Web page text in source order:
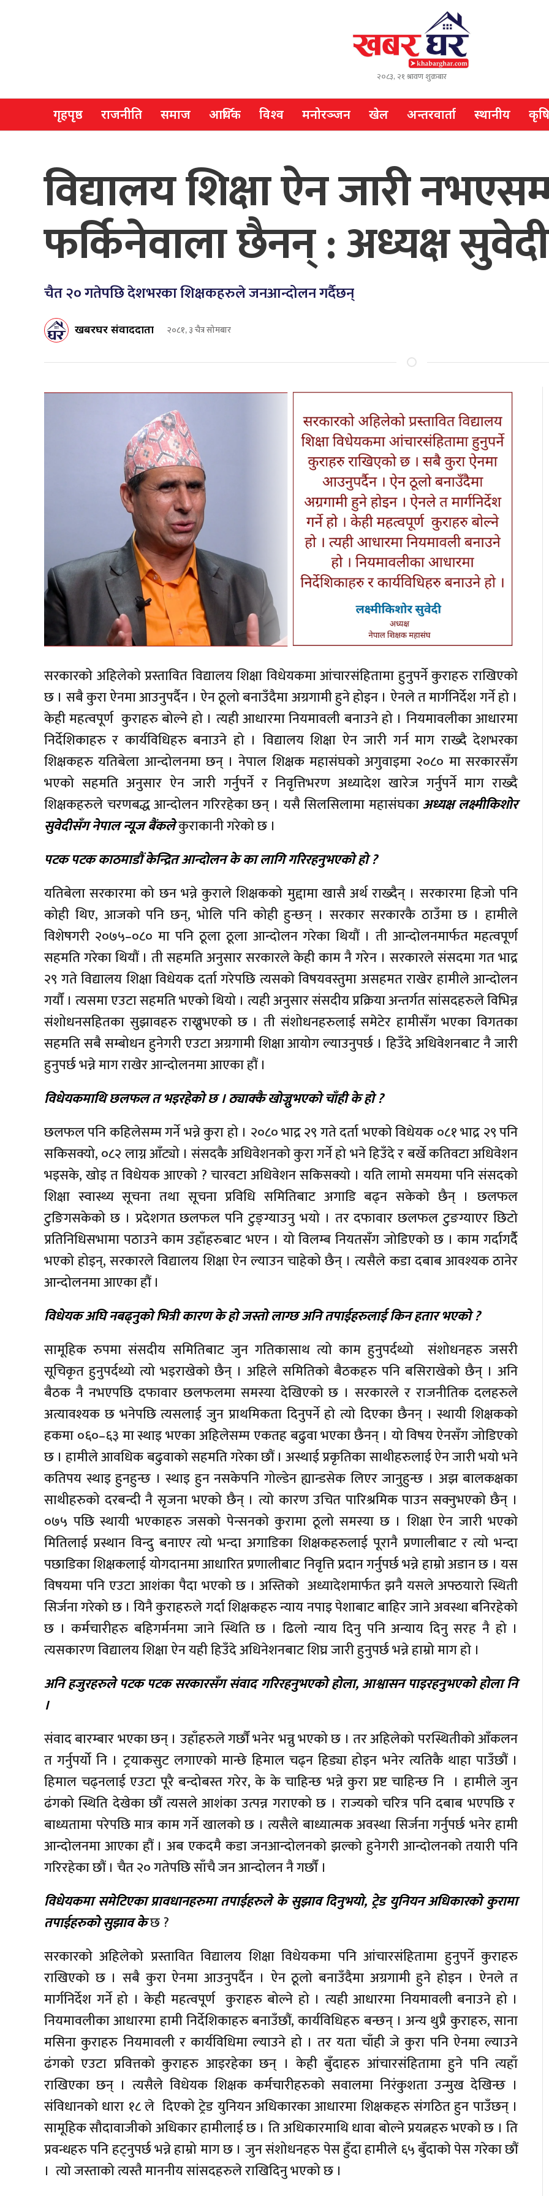
२०८३, २१ श्रावण शुक्रबार
गृहपृष्ठ राजनीति समाज आर्थिक विश्व मनोरञ्जन खेल अन्तरवार्ता स्थानीय कृषि
विद्यालय शिक्षा ऐन जारी
फर्किनेवाला छैनन् : अध्यक्ष सुवेदी
चैत २० गतेपछि देशभरका शिक्षकहरुले जनआन्दोलन गर्दैछन्
खबरघर संवाददाता २०८१, ३ चैत्र सोमबार
सरकारको अहिलेको प्रस्तावित विद्यालय शिक्षा विधेयकमा आंचारसंहितामा हुनुपर्ने कुराहरु राखिएको
छ । सबै कुरा ऐनमा आउनुपर्दैन । ऐन ठूलो बनाउँदैमा अग्रगामी हुने होइन । ऐनले त मार्गनिर्देश गर्ने हो ।
केही महत्वपूर्ण कुराहरु बोल्ने हो । त्यही आधारमा नियमावली बनाउने हो । नियमावलीका आधारमा
निर्देशिकाहरु र कार्यविधिहरु बनाउने हो । विद्यालय शिक्षा ऐन जारी गर्न माग राख्दै देशभरका
शिक्षकहरु यतिबेला आन्दोलनमा छन् । नेपाल शिक्षक महासंघको अगुवाइमा २०८० मा सरकारसँग
भएको सहमति अनुसार ऐन जारी गर्नुपर्ने र निवृत्तिभरण अध्यादेश खारेज गर्नुपर्ने माग राख्दै
शिक्षकहरुले चरणबद्ध आन्दोलन गरिरहेका छन् । यसै सिलसिलामा महासंघकाअध्यक्ष लक्ष्मीकिशोर
सुवेदीसँग नेपाल न्यूज बैंकलेकुराकानी गरेको छ ।
पटक पटक काठमाडौं केन्द्रित आन्दोलन के का लागि गरिरहनुभएको हो ?
यतिबेला सरकारमा को छन भन्ने कुराले शिक्षकको मुद्दामा खासै अर्थ राख्दैन् । सरकारमा हिजो पनि
कोही थिए, आजको पनि छन्, भोलि पनि कोही हुन्छन् । सरकार सरकारकै ठाउँमा छ । हामीले
विशेषगरी २०७५–०८० मा पनि ठूला ठूला आन्दोलन गरेका थियौं । ती आन्दोलनमार्फत महत्वपूर्ण
सहमति गरेका थियौं । ती सहमति अनुसार सरकारले केही काम नै गरेन । सरकारले संसदमा गत भाद्र
२९ गते विद्यालय शिक्षा विधेयक दर्ता गरेपछि त्यसको विषयवस्तुमा असहमत राखेर हामीले आन्दोलन
गर्यौं । त्यसमा एउटा सहमति भएको थियो । त्यही अनुसार संसदीय प्रक्रिया अन्तर्गत सांसदहरुले विभिन्न
संशोधनसहितका सुझावहरु राख्नुभएको छ । ती संशोधनहरुलाई समेटेर हामीसँग भएका विगतका
सहमति सबै सम्बोधन हुनेगरी एउटा अग्रगामी शिक्षा आयोग ल्याउनुपर्छ । हिउँदे अधिवेशनबाट नै जारी
हुनुपर्छ भन्ने माग राखेर आन्दोलनमा आएका हौं ।
विधेयकमाथि छलफल त भइरहेको छ । ठ्याक्कै खोज्नुभएको चाँही के हो ?
छलफल पनि कहिलेसम्म गर्ने भन्ने कुरा हो । २०८० भाद्र २९ गते दर्ता भएको विधेयक ०८१ भाद्र २९ पनि
सकिसक्यो, ०८२ लाग्न आँट्यो । संसदकै अधिवेशनको कुरा गर्ने हो भने हिउँदे र बर्खे कतिवटा अधिवेशन
भइसके, खोइ त विधेयक आएको ? चारवटा अधिवेशन सकिसक्यो । यति लामो समयमा पनि संसदको
शिक्षा स्वास्थ्य सूचना तथा सूचना प्रविधि समितिबाट अगाडि बढ्न सकेको छैन् । छलफल
टुङिगसकेको छ । प्रदेशगत छलफल पनि टुङ्ग्याउनु भयो । तर दफावार छलफल टुङग्याएर छिटो
प्रतिनिधिसभामा पठाउने काम उहाँहरुबाट भएन । यो विलम्ब नियतसँग जोडिएको छ । काम गर्दागर्दैै
भएको होइन्, सरकारले विद्यालय शिक्षा ऐन ल्याउन चाहेको छैन् । त्यसैले कडा दबाब आवश्यक ठानेर
आन्दोलनमा आएका हौं ।
विधेयक अघि नबढ्नुको भित्री कारण के हो जस्तो लाग्छ अनि तपाईहरुलाई किन हतार भएको ?
सामूहिक रुपमा संसदीय समितिबाट जुन गतिकासाथ त्यो काम हुनुपर्दथ्यो संशोधनहरु जसरी
सूचिकृत हुनुपर्दथ्यो त्यो भइराखेको छैन् । अहिले समितिको बैठकहरु पनि बसिराखेको छैन् । अनि
बैठक नै नभएपछि दफावार छलफलमा समस्या देखिएको छ । सरकारले र राजनीतिक दलहरुले
अत्यावश्यक छ भनेपछि त्यसलाई जुन प्राथमिकता दिनुपर्ने हो त्यो दिएका छैनन् । स्थायी शिक्षकको
हकमा ०६०–६३ मा स्थाइ भएका अहिलेसम्म एकतह बढुवा भएका छैनन् । यो विषय ऐनसँग जोडिएको
छ । हामीले आवधिक बढुवाको सहमति गरेका छौं । अस्थाई प्रकृतिका साथीहरुलाई ऐन जारी भयो भने
कतिपय स्थाइ हुनहुन्छ । स्थाइ हुन नसकेपनि गोल्डेन ह्यान्डसेक लिएर जानुहुन्छ । अझ बालकक्षका
साथीहरुको दरबन्दी नै सृजना भएको छैन् । त्यो कारण उचित पारिश्रमिक पाउन सक्नुभएको छैन् ।
०७५ पछि स्थायी भएकाहरु जसको पेन्सनको कुरामा ठूलो समस्या छ । शिक्षा ऐन जारी भएको
मितिलाई प्रस्थान विन्दु बनाएर त्यो भन्दा अगाडिका शिक्षकहरुलाई पूरानै प्रणालीबाट र त्यो भन्दा
पछाडिका शिक्षकलाई योगदानमा आधारित प्रणालीबाट निवृत्ति प्रदान गर्नुपर्छ भन्ने हाम्रो अडान छ । यस
विषयमा पनि एउटा आशंका पैदा भएको छ । अस्तिको अध्यादेशमार्फत झनै यसले अफ्ठयारो स्थिती
सिर्जना गरेको छ । यिनै कुराहरुले गर्दा शिक्षकहरु न्याय नपाइ पेशाबाट बाहिर जाने अवस्था बनिरहेको
छ । कर्मचारीहरु बहिगर्मनमा जाने स्थिति छ । ढिलो न्याय दिनु पनि अन्याय दिनु सरह नै हो ।
त्यसकारण विद्यालय शिक्षा ऐन यही हिउँदे अधिनेशनबाट शिघ्र जारी हुनुपर्छ भन्ने हाम्रो माग हो ।
अनि हजुरहरुले पटक पटक सरकारसँग संवाद गरिरहनुभएको होला, आश्वासन पाइरहनुभएको होला नि
।
संवाद बारम्बार भएका छन् । उहाँहरुले गर्छौं भनेर भन्नु भएको छ । तर अहिलेको परस्थितीको आँकलन
त गर्नुपर्यो नि । ट्रयाकसुट लगाएको मान्छे हिमाल चढ्न हिड्या होइन भनेर त्यतिकै थाहा पाउँछौं ।
हिमाल चढ्नलाई एउटा पूरै बन्दोबस्त गरेर, के के चाहिन्छ भन्ने कुरा प्रष्ट चाहिन्छ नि । हामीले जुन
ढंगको स्थिति देखेका छौं त्यसले आशंका उत्पन्न गराएको छ । राज्यको चरित्र पनि दबाब भएपछि र
बाध्यतामा परेपछि मात्र काम गर्ने खालको छ । त्यसैले बाध्यात्मक अवस्था सिर्जना गर्नुपर्छ भनेर हामी
आन्दोलनमा आएका हौं । अब एकदमै कडा जनआन्दोलनको झल्को हुनेगरी आन्दोलनको तयारी पनि
गरिरहेका छौं । चैत २० गतेपछि साँचै जन आन्दोलन नै गर्छौं ।
विधेयकमा समेटिएका प्रावधानहरुमा तपाईहरुले के सुझाव दिनुभयो, ट्रेड युनियन अधिकारको कुरामा
तपाईहरुको सुझाव केछ ?
सरकारको अहिलेको प्रस्तावित विद्यालय शिक्षा विधेयकमा पनि आंचारसंहितामा हुनुपर्ने कुराहरु
राखिएको छ । सबै कुरा ऐनमा आउनुपर्दैन । ऐन ठूलो बनाउँदैमा अग्रगामी हुने होइन । ऐनले त
मार्गनिर्देश गर्ने हो । केही महत्वपूर्ण कुराहरु बोल्ने हो । त्यही आधारमा नियमावली बनाउने हो ।
नियमावलीका आधारमा हामी निर्देशिकाहरु बनाउँछौं, कार्यविधिहरु बन्छन् । अन्य थुप्रै कुराहरु, साना
मसिना कुराहरु नियमावली र कार्यविधिमा ल्याउने हो । तर यता चाँही जे कुरा पनि ऐनमा ल्याउने
ढंगको एउटा प्रवित्तको कुराहरु आइरहेका छन् । केही बुँदाहरु आंचारसंहितामा हुने पनि त्यहाँ
राखिएका छन् । त्यसैले विधेयक शिक्षक कर्मचारीहरुको सवालमा निरंकुशता उन्मुख देखिन्छ ।
संविधानको धारा १८ ले दिएको ट्रेड युनियन अधिकारका आधारमा शिक्षकहरु संगठित हुन पाउँछन् ।
सामूहिक सौदावाजीको अधिकार हामीलाई छ । ति अधिकारमाथि धावा बोल्ने प्रयत्नहरु भएको छ । ति
प्रवन्धहरु पनि हट्नुपर्छ भन्ने हाम्रो माग छ । जुन संशोधनहरु पेस हुँदा हामीले ६५ बुँदाको पेस गरेका छौं
। त्यो जस्ताको त्यस्तै माननीय सांसदहरुले राखिदिनु भएको छ ।